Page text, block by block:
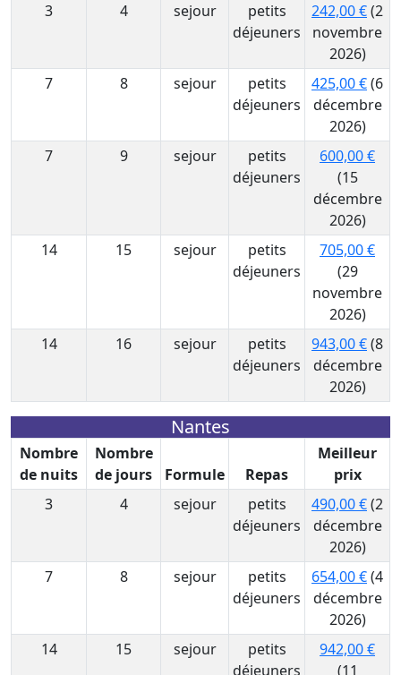
3
4 sejour
petits
déjeuners
242,00 €(2
novembre
2026)
7
8 sejour
petits
déjeuners
425,00 €(6
décembre
2026)
7
9 sejour
petits
déjeuners
600,00 €
(15
décembre
2026)
14
15 sejour
petits
déjeuners
705,00 €
(29
novembre
2026)
14
16 sejour
petits
déjeuners
943,00 €(8
décembre
2026)
Nantes
Nombre
de nuits
Nombre
de jours
Formule Repas
Meilleur
prix
3
4 sejour
petits
déjeuners
490,00 €(2
décembre
2026)
7
8 sejour
petits
déjeuners
654,00 €(4
décembre
2026)
14
15 sejour
petits
déjeuners
942,00 €
(11